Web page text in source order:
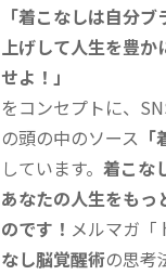
「着こなしは自分
上げして人生を豊か
せよ！」
をコンセプトに、
の頭の中のソース
しています。 着こな
あなたの人生をもっ
のです！ メルマガ「
なし脳覚醒術の思考